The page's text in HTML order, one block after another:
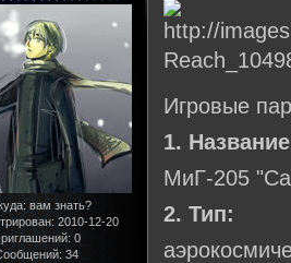
вам знать?
: 2010-12-20
0
34
Игровые
1.
МиГ-205
2. Тип: